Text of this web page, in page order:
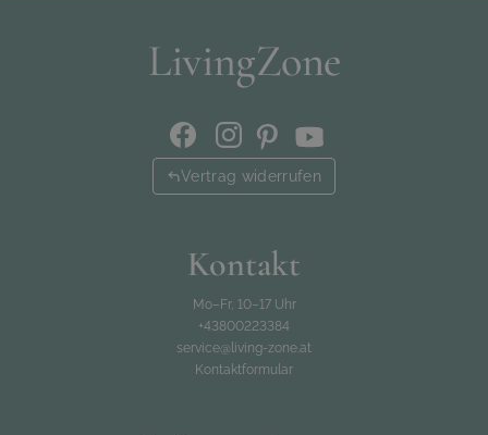
Vertrag widerrufen
Kontakt
Mo–Fr, 10–17 Uhr
+43800223384
service@living-zone.at
Kontaktformular